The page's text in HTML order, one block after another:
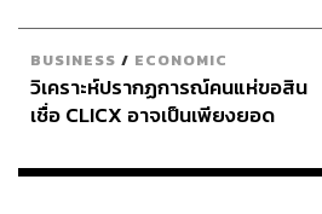
BUSINESS / ECONOMIC
วิเคราะห์ปรากฏการณ์คนแห่ขอสิน
เชื่อ CLICX อาจเป็นเพียงยอด
เรือนไทยที่ถูกซุกไว้